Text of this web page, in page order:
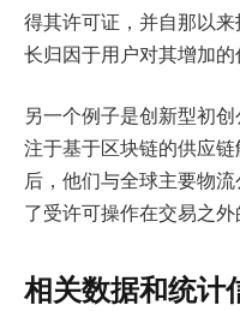
得其许可证，并自那以
长归因于用户对其增加的
另一个例子是创新型初
注于基于区块链的供应
后，他们与全球主要物
了受许可操作在交易之外
相关数据和统计